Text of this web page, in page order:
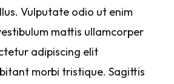
Vulputate odio ut enim
mattis ullamcorper
adipiscing elit
morbi tristique. Sagittis